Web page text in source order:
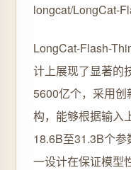
longcat/LongCat-
LongCat-Flash-
计上展现了显著的
5600亿个，采用
构，能够根据输入
18.6B至31.3B个
一设计在保证模型